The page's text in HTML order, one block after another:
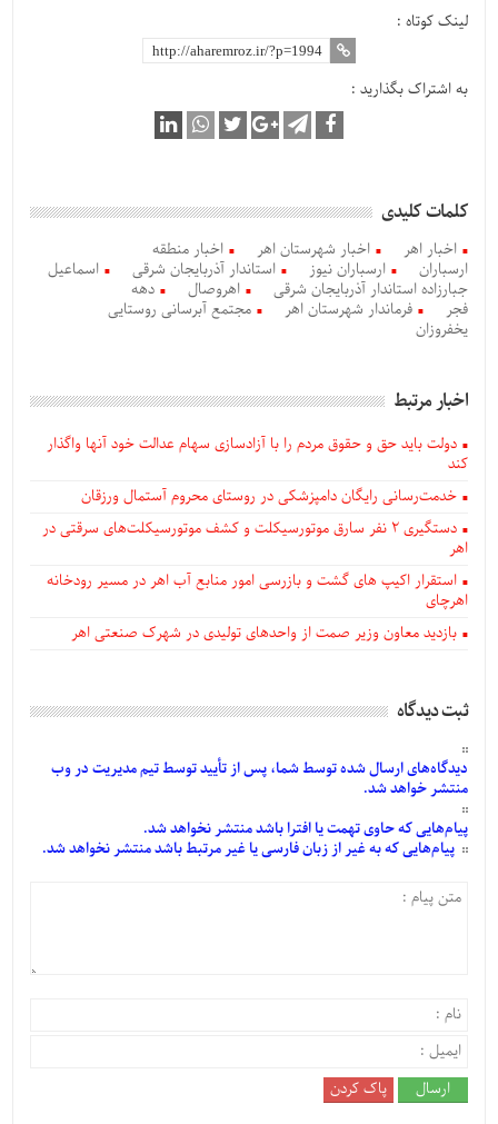
لینک کوتاه :
به اشتراک بگذارید :
کلمات کلیدی
اخبار اهر اخبار شهرستان اهر
اخبار منطقه
ارسباران
ارسباران نیوز استاندار آذربایجان‌ شرقی
اسماعیل
جبارزاده استاندار آذربایجان شرقی
اهروصال
دهه
فجر
فرماندار شهرستان اهر
مجتمع آبرسانی روستایی
یخفروزان
اخبار مرتبط
دولت باید حق و حقوق مردم را با آزادسازی سهام عدالت خود آنها واگذار
کند
خدمت‌رسانی رایگان دامپزشکی در روستای محروم آستمال ورزقان
دستگيری ۲ نفر سارق موتورسیکلت و کشف موتورسیکلت‌های سرقتی در
اهر
استقرار اکیپ های گشت و بازرسی امور منابع آب اهر در مسیر رودخانه
اهرچای
بازدید معاون وزیر صمت از واحدهای تولیدی در شهرک صنعتی اهر
ثبت دیدگاه
دیدگاه‌هایارسالشدهتوسط شما، پس ازتأییدتوسط تیم مدیریت در وب
منتشر خواهد شد.
پیام‌هاییکه حاوی تهمت یا افترا باشد منتشر نخواهد شد.
پیام‌هاییکه به غیر از زبان فارسی یا غیر مرتبط باشد منتشر نخواهد شد.